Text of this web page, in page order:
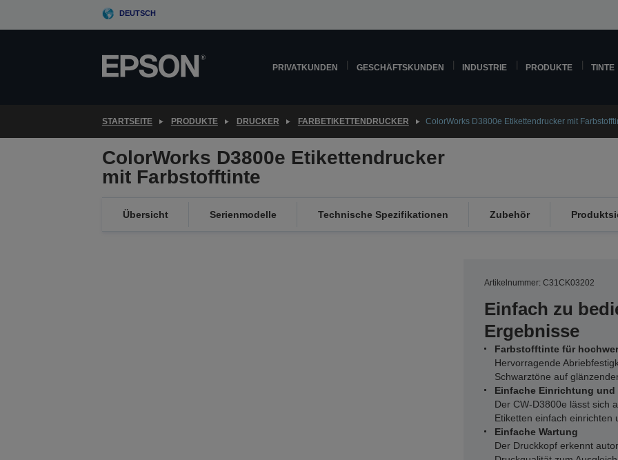
DEUTSCH
PRIVATKUNDEN GESCHÄFTSKUNDEN INDUSTRIE PRODUKTE TINTE
STARTSEITE PRODUKTE DRUCKER FARBETIKETTENDRUCKER ColorWorks D3800e Etikettendrucker mit
ColorWorks D3800e Etikettendrucker
mit Farbstofftinte
Übersicht Serienmodelle Technische Spezifikationen Zubehör
Artikelnummer: C31CK03202
Einfach zu
Ergebnisse
Farbstofftinte für
Hervorragende
Schwarztöne auf
Einfache Einrichtung und
Der CW-D3800e lässt sich
Etiketten einfach einrichten
Einfache Wartung
Der Druckkopf erkennt